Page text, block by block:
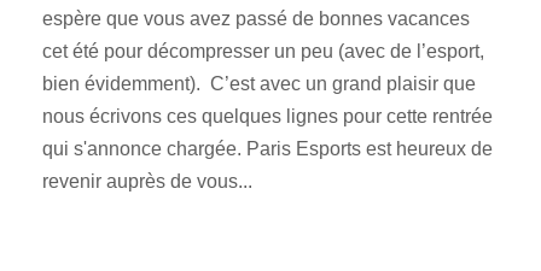
espère que vous avez passé de bonnes vacances
cet été pour décompresser un peu (avec de l’esport,
bien évidemment). C’est avec un grand plaisir que
nous écrivons ces quelques lignes pour cette rentrée
qui s'annonce chargée. Paris Esports est heureux de
revenir auprès de vous...